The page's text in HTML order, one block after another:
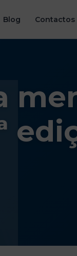
Blog Contactos